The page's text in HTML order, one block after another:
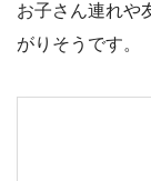
お子さん連れや
がりそうです。